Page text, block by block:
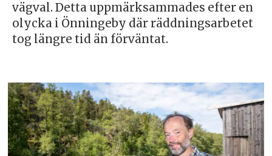
vägval. Detta uppmärksammades efter en
olycka i Önningeby där räddningsarbetet
tog längre tid än förväntat.